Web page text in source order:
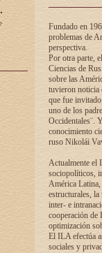
Fundado en
problemas de
perspectiva.
Por otra parte,
Ciencias de
sobre las
tuvieron noticia
que fue
uno de los
Occidentales¨.
conocimiento
ruso Nikolái
Actualmente el
sociopolíticos,
América Latina,
estructurales,
inter- e
cooperación de
optimización
El ILA efectúa
sociales y